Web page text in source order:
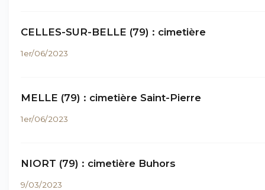
CELLES-SUR-BELLE (79) : cimetière
1er/06/2023
MELLE (79) : cimetière Saint-Pierre
1er/06/2023
NIORT (79) : cimetière Buhors
9/03/2023